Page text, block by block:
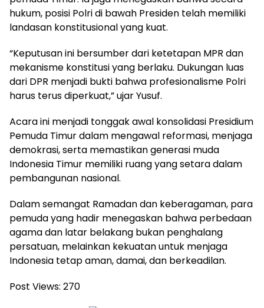
hukum, posisi Polri di bawah Presiden telah memiliki
landasan konstitusional yang kuat.
“Keputusan ini bersumber dari ketetapan MPR dan
mekanisme konstitusi yang berlaku. Dukungan luas
dari DPR menjadi bukti bahwa profesionalisme Polri
harus terus diperkuat,” ujar Yusuf.
Acara ini menjadi tonggak awal konsolidasi Presidium
Pemuda Timur dalam mengawal reformasi, menjaga
demokrasi, serta memastikan generasi muda
Indonesia Timur memiliki ruang yang setara dalam
pembangunan nasional.
Dalam semangat Ramadan dan keberagaman, para
pemuda yang hadir menegaskan bahwa perbedaan
agama dan latar belakang bukan penghalang
persatuan, melainkan kekuatan untuk menjaga
Indonesia tetap aman, damai, dan berkeadilan.
Post Views: 270